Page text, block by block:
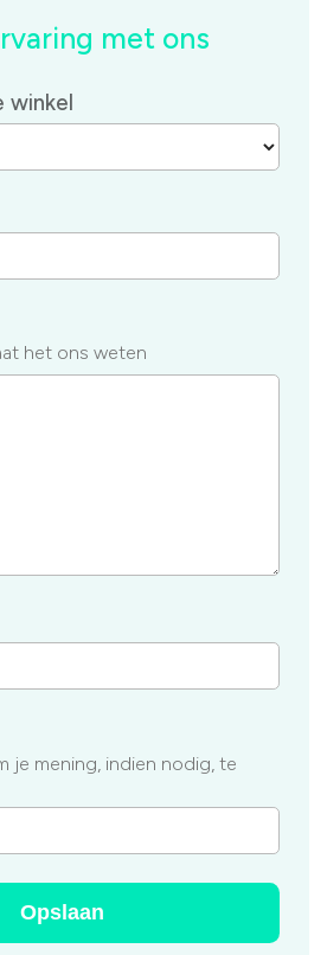
met ons
winkel
het ons weten
je mening, indien nodig, te